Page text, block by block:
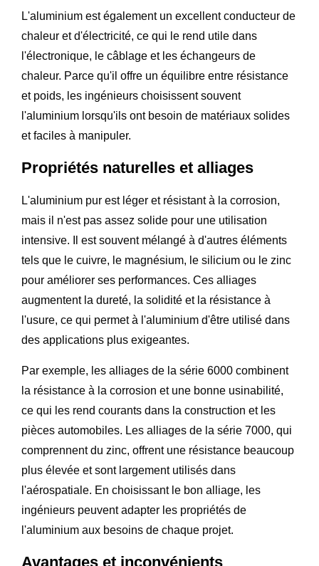
L'aluminium est également un excellent conducteur de
chaleur et d'électricité, ce qui le rend utile dans
l'électronique, le câblage et les échangeurs de
chaleur. Parce qu'il offre un équilibre entre résistance
et poids, les ingénieurs choisissent souvent
l'aluminium lorsqu'ils ont besoin de matériaux solides
et faciles à manipuler.
Propriétés naturelles et alliages
L'aluminium pur est léger et résistant à la corrosion,
mais il n'est pas assez solide pour une utilisation
intensive. Il est souvent mélangé à d'autres éléments
tels que le cuivre, le magnésium, le silicium ou le zinc
pour améliorer ses performances. Ces alliages
augmentent la dureté, la solidité et la résistance à
l'usure, ce qui permet à l'aluminium d'être utilisé dans
des applications plus exigeantes.
Par exemple, les alliages de la série 6000 combinent
la résistance à la corrosion et une bonne usinabilité,
ce qui les rend courants dans la construction et les
pièces automobiles. Les alliages de la série 7000, qui
comprennent du zinc, offrent une résistance beaucoup
plus élevée et sont largement utilisés dans
l'aérospatiale. En choisissant le bon alliage, les
ingénieurs peuvent adapter les propriétés de
l'aluminium aux besoins de chaque projet.
Avantages et inconvénients